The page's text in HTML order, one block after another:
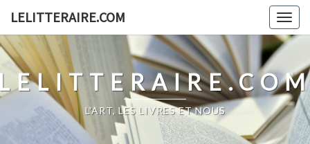
content
LELITTERAIRE.COM
L'ART, LES LIVRES ET NOUS